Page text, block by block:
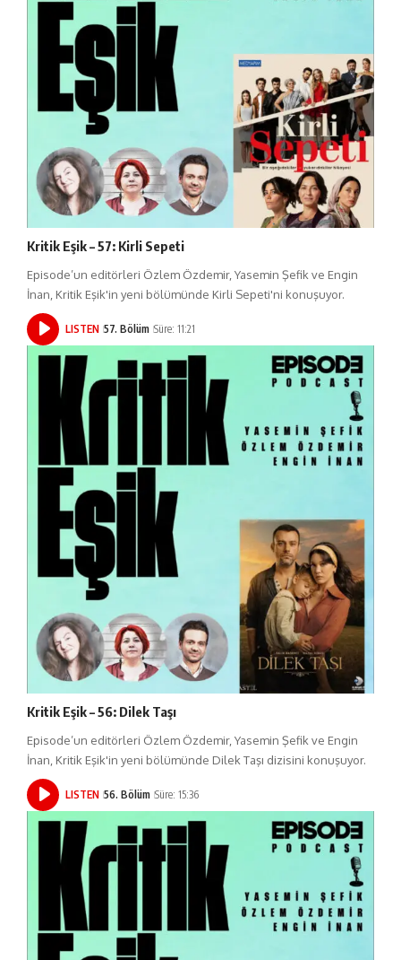
Kritik Eşik – 57: Kirli Sepeti
Episode’un editörleri Özlem Özdemir, Yasemin Şefik ve Engin
İnan, Kritik Eşik'in yeni bölümünde Kirli Sepeti'ni konuşuyor.
LISTEN 57. Bölüm Süre: 11:21
Kritik Eşik – 56: Dilek Taşı
Episode’un editörleri Özlem Özdemir, Yasemin Şefik ve Engin
İnan, Kritik Eşik'in yeni bölümünde Dilek Taşı dizisini konuşuyor.
LISTEN 56. Bölüm Süre: 15:36